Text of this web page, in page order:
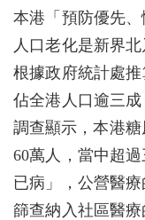
本港「預防優先、
人口老化是新界
根據政府統計處
佔全港人口逾三成
調查顯示，本港
60萬人，當中超
已病」，公營醫
篩查納入社區醫